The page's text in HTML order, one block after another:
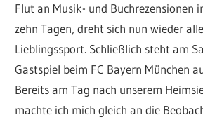
Flut an Musik- und Buchrezensionen
zehn Tagen, dreht sich nun wieder
Lieblingssport. Schließlich steht am
Gastspiel beim FC Bayern München
Bereits am Tag nach unserem
machte ich mich gleich an die